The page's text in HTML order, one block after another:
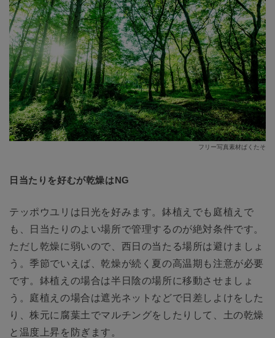
フリー写真素材ぱくたそ
日当たりを好むが乾燥はNG
テッポウユリは日光を好みます。鉢植えでも庭植えで
も、日当たりのよい場所で管理するのが絶対条件です。
ただし乾燥に弱いので、西日の当たる場所は避けましょ
う。季節でいえば、乾燥が続く夏の高温期も注意が必要
です。鉢植えの場合は半日陰の場所に移動させましょ
う。庭植えの場合は遮光ネットなどで日差しよけをした
り、株元に腐葉土でマルチングをしたりして、土の乾燥
と温度上昇を防ぎます。